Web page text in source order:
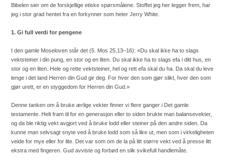
Bibelen sier om de forskjellige etiske spørsmålene. Stoffet jeg her legger frem, har
jeg i stor grad hentet fra en forkynner som heter Jerry White.
1. Gi full verdi for pengene
I den gamle Moseloven står det (5. Mos 25,13–16): «Du skal ikke ha to slags
vektsteiner i din pung, en stor og en liten. Du skal ikke ha to slags efa i ditt hus, en
stor og en liten. Hele og rette vektsteiner, hel og rett efa skal du ha. Da skal du leve
lenge i det land Herren din Gud gir deg. For hver den som gjør slikt, hver den som
gjør urett, er en styggedom for Herren din Gud.»
Denne tanken om å bruke ærlige vekter finner vi flere ganger i Det gamle
testamente. Helt fram til for en generasjon eller to siden brukte man balansevekter,
og da ble riktig vekt avgjort ved å bruke lodd eller steiner på den andre siden. Da
kunne man selvsagt snyte ved å bruke lodd som så like ut, men som i virkeligheten
veide for mye eller for lite. Det var som om de la på litt større vekt ved å presse litt
ekstra med fingeren. Gud avviste og forbød en slik svikefull handlemåte.